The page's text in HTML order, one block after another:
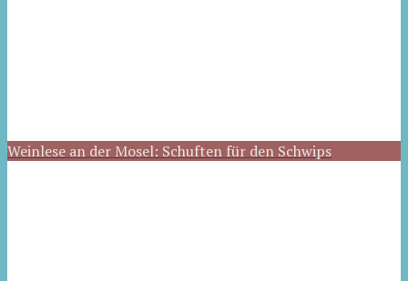
Weinlese an der Mosel: Schuften für den Schwips